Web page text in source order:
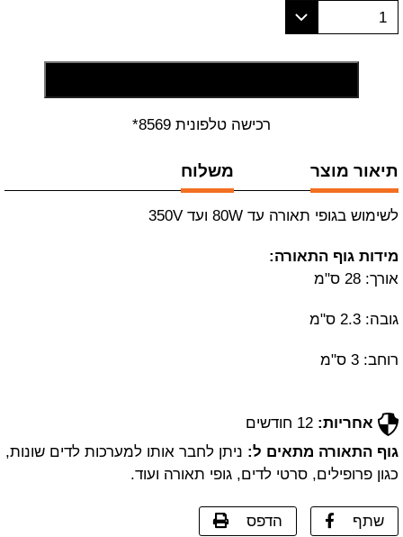
1
רכישה טלפונית 8569*
תיאור מוצר משלוח
לשימוש בגופי תאורה עד 80W ועד 350V
מידות גוף התאורה:
אורך: 28 ס"מ
גובה: 2.3 ס"מ
רוחב: 3 ס"מ
אחריות:
גוף התאורה מתאים ל: ניתן לחבר אותו למערכות לדים שונות,
כגון פרופילים, סרטי לדים, גופי תאורה ועוד.
שתף הדפס